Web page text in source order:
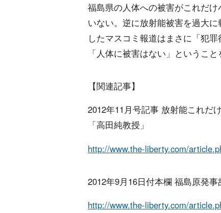
福島県の人体への被害がこれだ
いない。逆に放射能被害を過大
したマスコミ報道はまさに「犯
「人体に被害はない」というこ
【関連記事】
2012年11月号記事 放射能これだ
「高田純教授」
http://www.the-liberty.com/
2012年9月16日付本欄 福島原発
http://www.the-liberty.com/